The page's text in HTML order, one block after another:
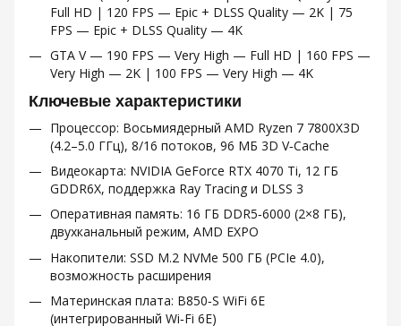
Full HD | 120 FPS — Epic + DLSS Quality — 2K | 75
FPS — Epic + DLSS Quality — 4K
GTA V — 190 FPS — Very High — Full HD | 160 FPS —
Very High — 2K | 100 FPS — Very High — 4K
Ключевые характеристики
Процессор: Восьмиядерный AMD Ryzen 7 7800X3D
(4.2–5.0 ГГц), 8/16 потоков, 96 МБ 3D V‑Cache
Видеокарта: NVIDIA GeForce RTX 4070 Ti, 12 ГБ
GDDR6X, поддержка Ray Tracing и DLSS 3
Оперативная память: 16 ГБ DDR5‑6000 (2×8 ГБ),
двухканальный режим, AMD EXPO
Накопители: SSD M.2 NVMe 500 ГБ (PCIe 4.0),
возможность расширения
Материнская плата: B850‑S WiFi 6E
(интегрированный Wi‑Fi 6E)